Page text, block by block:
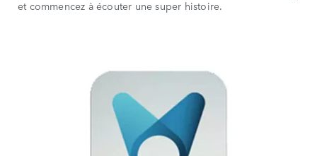
et commencez à écouter une super histoire.